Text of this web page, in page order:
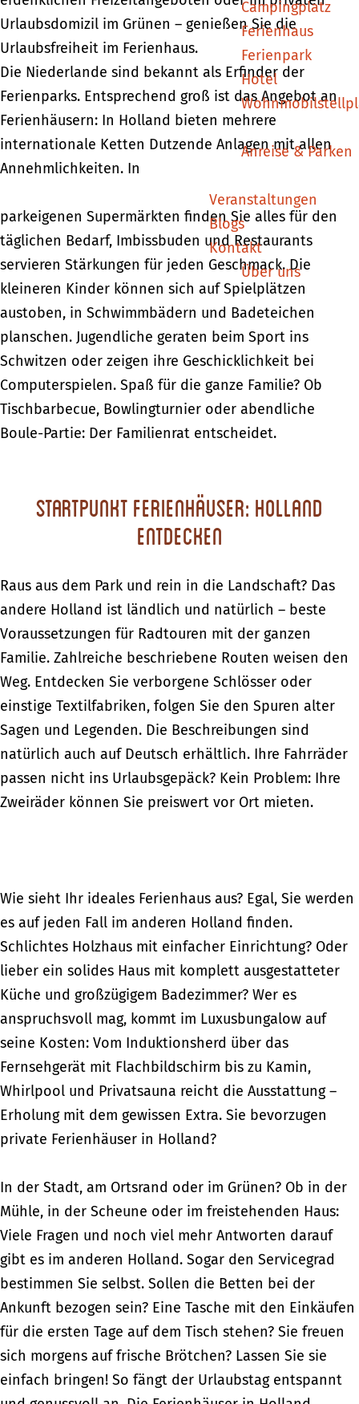
Campingplatz
Ferienhaus
Ferienpark
Hotel
Anreise & Parken
Veranstaltungen
Blogs
Kontakt
Über uns
Urlaubsdomizil im Grünen – genießen Sie die
Urlaubsfreiheit im Ferienhaus.
Die Niederlande sind bekannt als Erfinder der
Ferienparks. Entsprechend groß ist das Angebot an
Ferienhäusern: In Holland bieten mehrere
internationale Ketten Dutzende Anlagen mit allen
Annehmlichkeiten. In
parkeigenen Supermärkten finden Sie alles für den
täglichen Bedarf, Imbissbuden und Restaurants
servieren Stärkungen für jeden Geschmack. Die
kleineren Kinder können sich auf Spielplätzen
austoben, in Schwimmbädern und Badeteichen
planschen. Jugendliche geraten beim Sport ins
Schwitzen oder zeigen ihre Geschicklichkeit bei
Computerspielen. Spaß für die ganze Familie? Ob
Tischbarbecue, Bowlingturnier oder abendliche
Boule-Partie: Der Familienrat entscheidet.
Startpunkt Ferienhäuser: Holland
entdecken
Raus aus dem Park und rein in die Landschaft? Das
andere Holland ist ländlich und natürlich – beste
Voraussetzungen für Radtouren mit der ganzen
Familie. Zahlreiche beschriebene Routen weisen den
Weg. Entdecken Sie verborgene Schlösser oder
einstige Textilfabriken, folgen Sie den Spuren alter
Sagen und Legenden. Die Beschreibungen sind
natürlich auch auf Deutsch erhältlich. Ihre Fahrräder
passen nicht ins Urlaubsgepäck? Kein Problem: Ihre
Zweiräder können Sie preiswert vor Ort mieten.
Wie sieht Ihr ideales Ferienhaus aus? Egal, Sie werden
es auf jeden Fall im anderen Holland finden.
Schlichtes Holzhaus mit einfacher Einrichtung? Oder
lieber ein solides Haus mit komplett ausgestatteter
Küche und großzügigem Badezimmer? Wer es
anspruchsvoll mag, kommt im Luxusbungalow auf
seine Kosten: Vom Induktionsherd über das
Fernsehgerät mit Flachbildschirm bis zu Kamin,
Whirlpool und Privatsauna reicht die Ausstattung –
Erholung mit dem gewissen Extra. Sie bevorzugen
private Ferienhäuser in Holland?
In der Stadt, am Ortsrand oder im Grünen? Ob in der
Mühle, in der Scheune oder im freistehenden Haus:
Viele Fragen und noch viel mehr Antworten darauf
gibt es im anderen Holland. Sogar den Servicegrad
bestimmen Sie selbst. Sollen die Betten bei der
Ankunft bezogen sein? Eine Tasche mit den Einkäufen
für die ersten Tage auf dem Tisch stehen? Sie freuen
sich morgens auf frische Brötchen? Lassen Sie sie
einfach bringen! So fängt der Urlaubstag entspannt